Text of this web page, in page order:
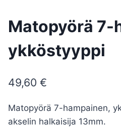
Matopyörä 7-
ykköstyyppi
49,60 €
Matopyörä 7-hampainen,
akselin halkaisija 13mm.